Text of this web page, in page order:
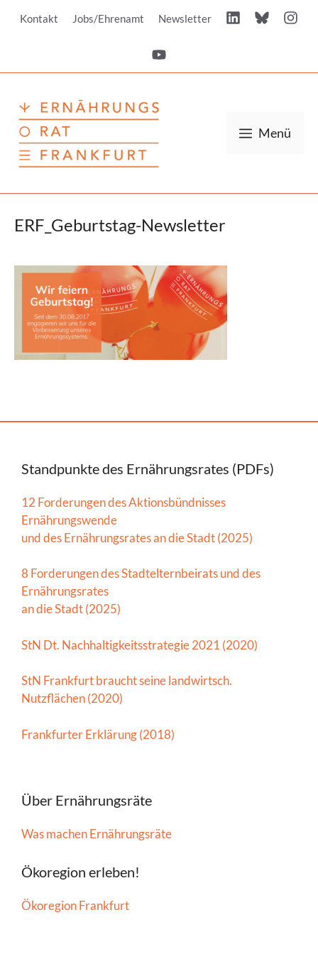
InhaltKontakt Jobs/Ehrenamt Newsletter
Menü
ERF_Geburtstag-Newsletter
Standpunkte des Ernährungsrates (PDFs)
12 Forderungen des Aktionsbündnisses
Ernährungswende
und des Ernährungsrates an die Stadt (2025)
8 Forderungen des Stadtelternbeirats und des
Ernährungsrates
an die Stadt (2025)
StN Dt. Nachhaltigkeitsstrategie 2021 (2020)
StN Frankfurt braucht seine landwirtsch.
Nutzflächen (2020)
Frankfurter Erklärung (2018)
Über Ernährungsräte
Was machen Ernährungsräte
Ökoregion erleben!
Ökoregion Frankfurt